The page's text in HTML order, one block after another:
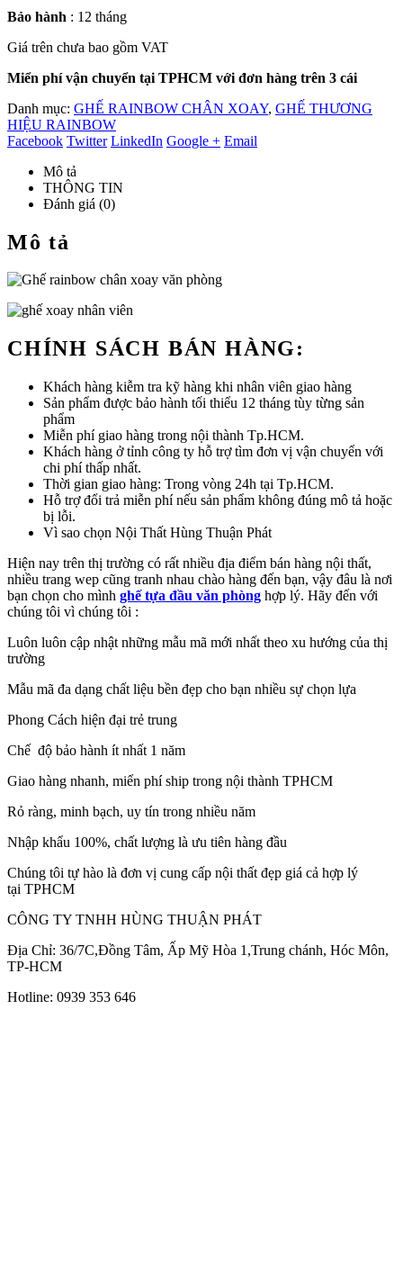
Bảo hành : 12 tháng
Giá trên chưa bao gồm VAT
Miển phí vận chuyển tại TPHCM với đơn hàng trên 3 cái
Danh mục: GHẾ RAINBOW CHÂN XOAY, GHẾ THƯƠNG
HIỆU RAINBOW
Facebook Twitter LinkedIn Google + Email
Mô tả
THÔNG TIN
Đánh giá (0)
Mô tả
CHÍNH SÁCH BÁN HÀNG:
Khách hàng kiễm tra kỹ hàng khi nhân viên giao hàng
Sản phẩm được bảo hành tối thiểu 12 tháng tùy từng sản
phẩm
Miễn phí giao hàng trong nội thành Tp.HCM.
Khách hàng ở tỉnh công ty hỗ trợ tìm đơn vị vận chuyển với
chi phí thấp nhất.
Thời gian giao hàng: Trong vòng 24h tại Tp.HCM.
Hỗ trợ đổi trả miễn phí nếu sản phẩm không đúng mô tả hoặc
bị lỗi.
Vì sao chọn Nội Thất Hùng Thuận Phát
Hiện nay trên thị trường có rất nhiều địa điểm bán hàng nội thất,
nhiều trang wep cũng tranh nhau chào hàng đến bạn, vậy đâu là nơi
bạn chọn cho mình ghế tựa đầu văn phòng hợp lý. Hãy đến với
chúng tôi vì chúng tôi :
Luôn luôn cập nhật những mẫu mã mới nhất theo xu hướng của thị
trường
Mẫu mã đa dạng chất liệu bền đẹp cho bạn nhiều sự chọn lựa
Phong Cách hiện đại trẻ trung
Chế độ bảo hành ít nhất 1 năm
Giao hàng nhanh, miển phí ship trong nội thành TPHCM
Rỏ ràng, minh bạch, uy tín trong nhiều năm
Nhập khẩu 100%, chất lượng là ưu tiên hàng đầu
Chúng tôi tự hào là đơn vị cung cấp nội thất đẹp giá cả hợp lý
tại TPHCM
CÔNG TY TNHH HÙNG THUẬN PHÁT
Địa Chỉ: 36/7C,Đồng Tâm, Ấp Mỹ Hòa 1,Trung chánh, Hóc Môn,
TP-HCM
Hotline: 0939 353 646